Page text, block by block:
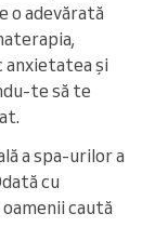
o adevărată
anxietatea și
te să te
a spa-urilor a
cu
caută